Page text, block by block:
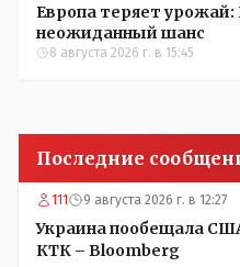
Европа теряет урожай:
неожиданный шанс
8 августа 2026 г. в 15:45
Последние
111 9 августа 2026 г. в 12:27
Украина пообещала
КТК – Bloomberg